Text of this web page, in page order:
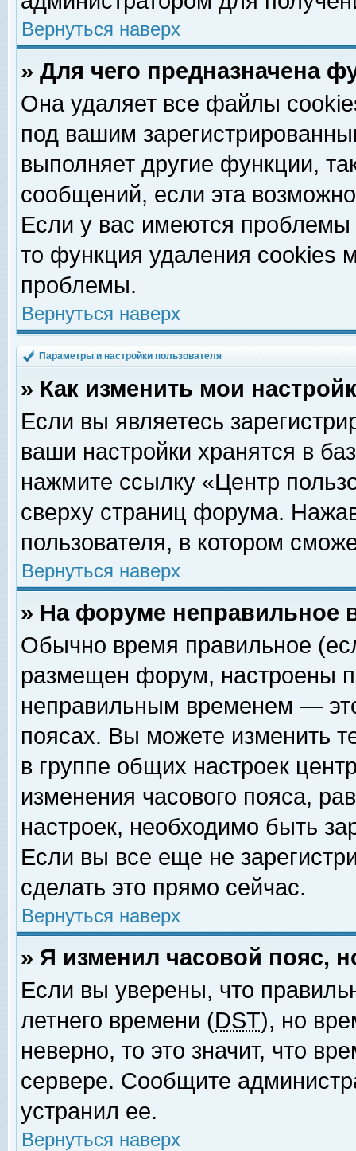
Вернуться наверх
» Для чего предназначена
Она удаляет все файлы
под вашим
выполняет другие функции,
сообщений, если эта
Если у вас имеются
то функция удаления cookies
проблемы.
Вернуться наверх
Параметры и настройки пользователя
» Как изменить мои
Если вы являетесь
ваши настройки хранятся в
нажмите ссылку «Центр
сверху страниц форума.
пользователя, в котором
Вернуться наверх
» На форуме неправильное
Обычно время правильное
размещен форум, настроены
неправильным временем —
поясах. Вы можете изменить
в группе общих настроек
изменения часового пояса,
настроек, необходимо быть
Если вы все еще не
сделать это прямо сейчас.
Вернуться наверх
» Я изменил часовой пояс,
Если вы уверены, что
летнего времени (DST), но
неверно, то это значит, что
сервере. Сообщите
устранил ее.
Вернуться наверх